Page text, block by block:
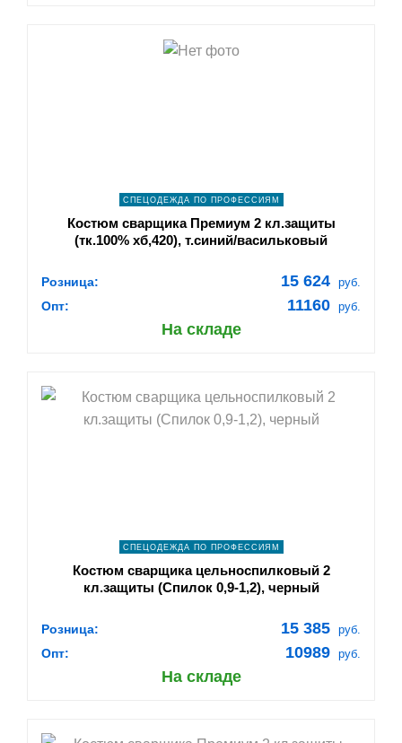
shopping_cart В КОРЗИНУ
СПЕЦОДЕЖДА ПО ПРОФЕССИЯМ
Костюм сварщика Премиум 2 кл.защиты
(тк.100% хб,420), т.синий/васильковый
Розница: 15 624 руб.
Опт: 11160 руб.
На складе
shopping_cart В КОРЗИНУ
СПЕЦОДЕЖДА ПО ПРОФЕССИЯМ
Костюм сварщика цельноспилковый 2
кл.защиты (Спилок 0,9-1,2), черный
Розница: 15 385 руб.
Опт: 10989 руб.
На складе